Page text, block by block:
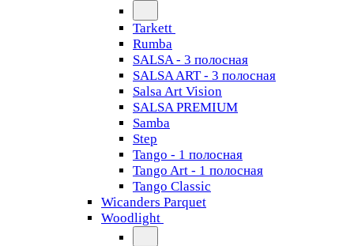
Tarkett
Rumba
SALSA - 3 полосная
SALSA ART - 3 полосная
Salsa Art Vision
SALSA PREMIUM
Samba
Step
Tango - 1 полосная
Tango Art - 1 полосная
Tango Classiс
Wicanders Parquet
Woodlight